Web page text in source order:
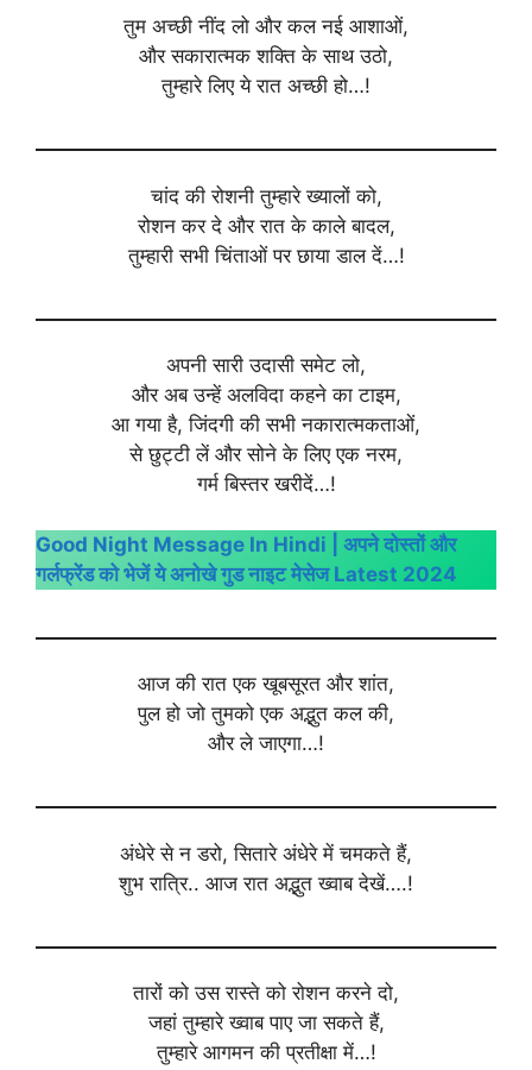
तुम अच्छी नींद लो और कल नई आशाओं,
और सकारात्मक शक्ति के साथ उठो,
तुम्हारे लिए ये रात अच्छी हो…!
चांद की रोशनी तुम्हारे ख्यालों को,
रोशन कर दे और रात के काले बादल,
तुम्हारी सभी चिंताओं पर छाया डाल दें…!
अपनी सारी उदासी समेट लो,
और अब उन्हें अलविदा कहने का टाइम,
आ गया है, जिंदगी की सभी नकारात्मकताओं,
से छुट्टी लें और सोने के लिए एक नरम,
गर्म बिस्तर खरीदें…!
Good Night Message In Hindi | अपने दोस्तों और
गर्लफ्रेंड को भेजें ये अनोखे गुड नाइट मेसेज Latest 2024
आज की रात एक खूबसूरत और शांत,
पुल हो जो तुमको एक अद्भुत कल की,
और ले जाएगा…!
अंधेरे से न डरो, सितारे अंधेरे में चमकते हैं,
शुभ रात्रि.. आज रात अद्भुत ख्वाब देखें….!
तारों को उस रास्ते को रोशन करने दो,
जहां तुम्हारे ख्वाब पाए जा सकते हैं,
तुम्हारे आगमन की प्रतीक्षा में…!